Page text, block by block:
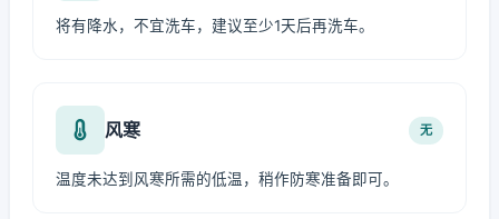
将有降水，不宜洗车，建议至少1天后再洗车。
风寒 无
温度未达到风寒所需的低温，稍作防寒准备即可。